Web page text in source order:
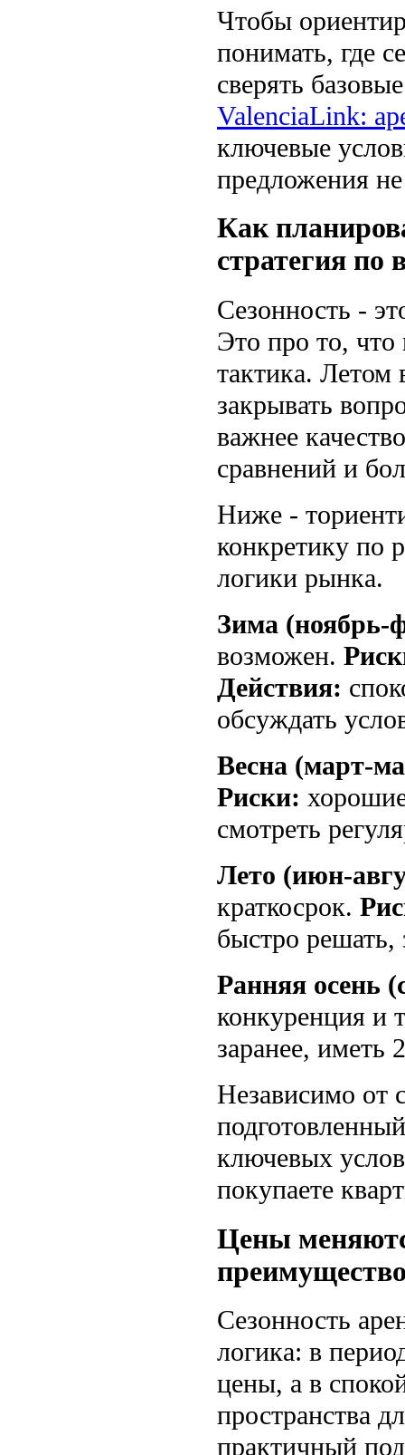
Чтобы
понимать, где
сверять
ValenciaLink:
ключевые
предложения
Как
стратегия по
Сезонность -
Это про то,
тактика. Летом
закрывать
важнее
сравнений и
Ниже -
конкретику по
логики рынка.
Зима (ноябрь-
возможен.
Действия:
обсуждать
Весна (март-
Риски:
смотреть
Лето (июн-
краткосрок.
быстро решать,
Ранняя осень
конкуренция и
заранее, иметь
Независимо от
ключевых
покупаете
Цены
Сезонность
логика: в
цены, а в
пространства
практичный